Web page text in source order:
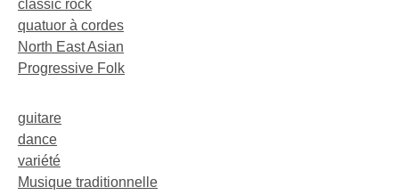
classic rock
quatuor à cordes
North East Asian
Progressive Folk
guitare
dance
variété
Musique traditionnelle